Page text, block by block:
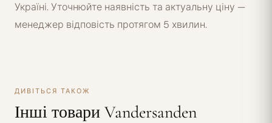
Україні. Уточнюйте наявність та актуальну ціну —
менеджер відповість протягом 5 хвилин.
ДИВІТЬСЯ ТАКОЖ
Інші товари Vandersanden